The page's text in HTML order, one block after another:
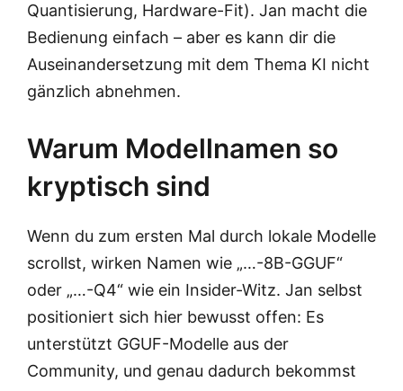
Quantisierung, Hardware-Fit). Jan macht die
Bedienung einfach – aber es kann dir die
Auseinandersetzung mit dem Thema KI nicht
gänzlich abnehmen.
Warum Modellnamen so
kryptisch sind
Wenn du zum ersten Mal durch lokale Modelle
scrollst, wirken Namen wie „…-8B-GGUF“
oder „…-Q4“ wie ein Insider-Witz. Jan selbst
positioniert sich hier bewusst offen: Es
unterstützt GGUF-Modelle aus der
Community, und genau dadurch bekommst